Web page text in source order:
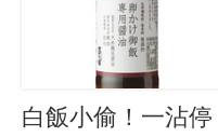
客服專線
服務信箱
白飯小偷！一沾停